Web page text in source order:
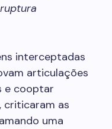
interceptadas
articulações
e cooptar
criticaram as
uma